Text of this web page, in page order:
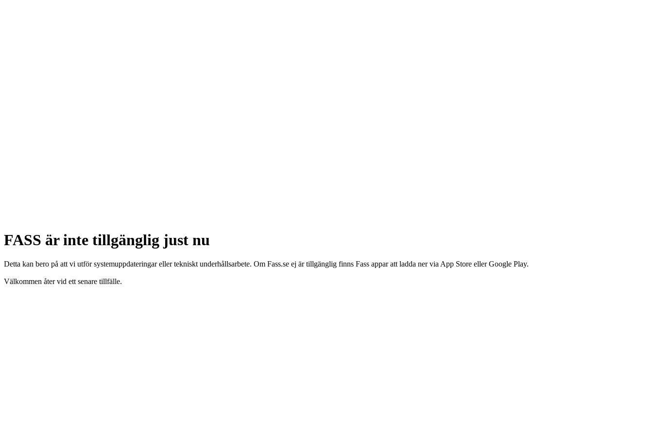
FASS är inte tillgänglig just nu
Detta kan bero på att vi utför systemuppdateringar eller tekniskt underhållsarbete. Om Fass.se ej är tillgänglig finns Fass appar att ladda ner via App Store eller Google Play.
Välkommen åter vid ett senare tillfälle.